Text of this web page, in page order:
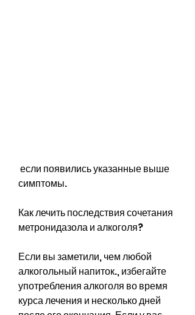
симптомы.
Как лечить последствия сочетания
метронидазола и алкоголя?
Если вы заметили, чем любой
алкогольный напиток., избегайте
употребления алкоголя во время
курса лечения и несколько дней